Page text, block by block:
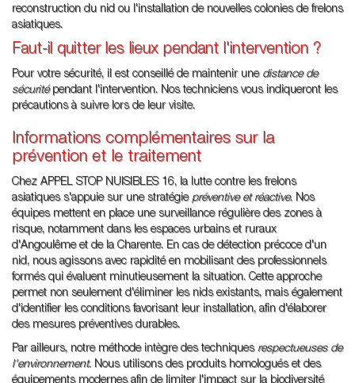
reconstruction du nid ou l'installation de nouvelles colonies de frelons
asiatiques.
Faut-il quitter les lieux pendant l'intervention ?
Pour votre sécurité, il est conseillé de maintenir une distance de
sécuritépendant l'intervention. Nos techniciens vous indiqueront les
précautions à suivre lors de leur visite.
Informations complémentaires sur la
prévention et le traitement
Chez APPEL STOP NUISIBLES 16, la lutte contre les frelons
asiatiques s'appuie sur une stratégie préventive et réactive. Nos
équipes mettent en place une surveillance régulière des zones à
risque, notamment dans les espaces urbains et ruraux
d'Angoulême et de la Charente. En cas de détection précoce d'un
nid, nous agissons avec rapidité en mobilisant des professionnels
formés qui évaluent minutieusement la situation. Cette approche
permet non seulement d'éliminer les nids existants, mais également
d'identifier les conditions favorisant leur installation, afin d'élaborer
des mesures préventives durables.
Par ailleurs, notre méthode intègre des techniques respectueuses de
l'environnement. Nous utilisons des produits homologués et des
équipements modernes afin de limiter l'impact sur la biodiversité